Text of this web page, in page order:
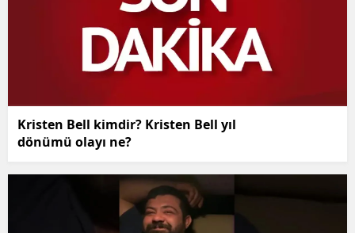
Kristen Bell kimdir? Kristen Bell yıl
dönümü olayı ne?